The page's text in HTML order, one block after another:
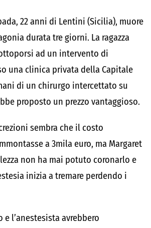
22 anni di Lentini (Sicilia), muore
durata tre giorni. La ragazza
ad un intervento di
una clinica privata della Capitale
di un chirurgo intercettato su
proposto un prezzo vantaggioso.
sembra che il costo
a 3mila euro, ma Margaret
non ha mai potuto coronarlo e
inizia a tremare perdendo i
l’anestesista avrebbero